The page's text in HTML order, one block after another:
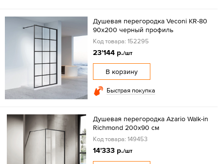
Душевая перегородка Veconi KR-80
90х200 черный профиль
Код товара: 152295
23'144 р./шт
В корзину
Быстрая покупка
Душевая перегородка Azario Walk-in
Richmond 200х90 см
Код товара: 149453
14'333 р./шт